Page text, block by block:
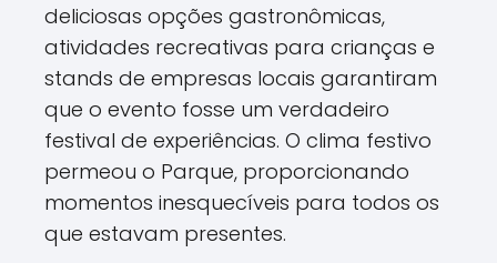
deliciosas opções gastronômicas,
atividades recreativas para crianças e
stands de empresas locais garantiram
que o evento fosse um verdadeiro
festival de experiências. O clima festivo
permeou o Parque, proporcionando
momentos inesquecíveis para todos os
que estavam presentes.